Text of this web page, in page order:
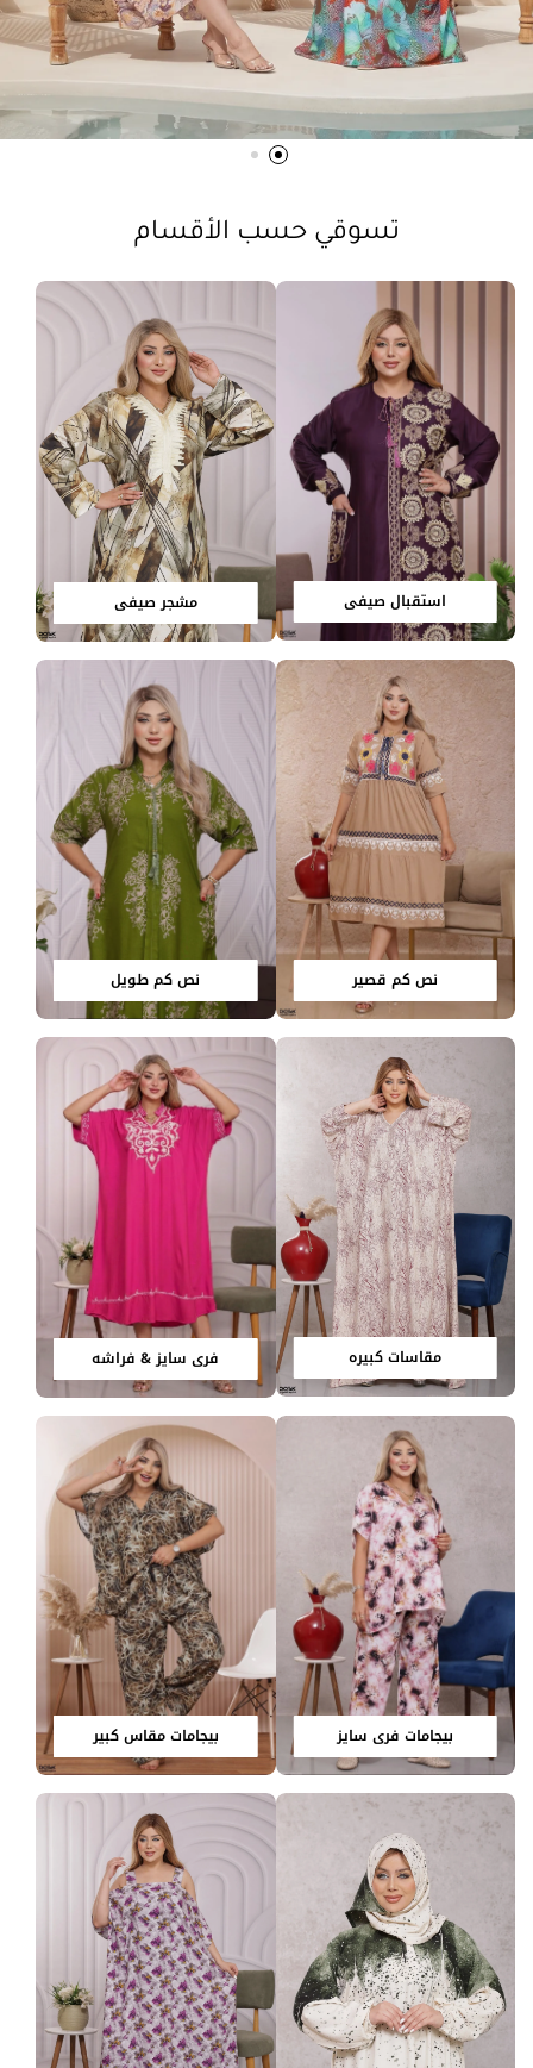
تسوقي حسب الأقسام
استقبال صيفي مشجر صيفي
نص كم قصير نص كم طويل
مقاسات كبيره فري سايز & فراشه
بيجامات فري سايز بيجامات مقاس كبير